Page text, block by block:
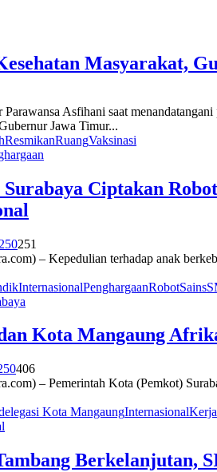
Masyarakat,
Asfihani saat
Jawa Timur...
ResmikanRuangVaksinasi
Ciptakan
0251
– Kepedulian terhadap anak
InternasionalPenghargaanRobotSains
Kota Mangaung
0406
– Pemerintah Kota (Pemkot)
Kota MangaungInternasional
Berkelanjutan,